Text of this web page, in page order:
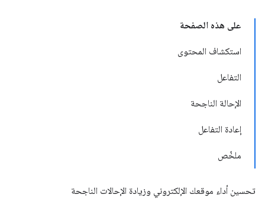
على هذه الصفحة
استكشاف المحتوى
التفاعل
الإحالة الناجحة
إعادة التفاعل
ملخّص
تحسين أداء موقعك الإلكتروني وزيادة الإحالات الناجحة